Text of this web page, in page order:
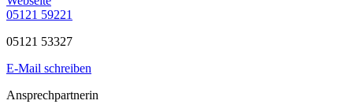
05121 59221
05121 53327
E-Mail schreiben
Ansprechpartnerin